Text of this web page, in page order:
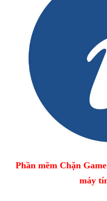
Phần mềm Chặn
máy